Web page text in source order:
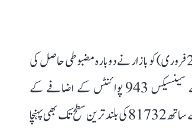
واضح رہے کہ اس سے قبل بجٹ والے روز آنے والی بڑی گراوٹ کے بعد پیر (2 فروری) کو بازار نے دوبارہ مضبوطی حاصل کی
تھی۔ تیل، گیس، بینکنگ اور آٹو سیکٹر کے شیئرز میں خریداری کی وجہ سے سینسیکس 943 پوائنٹس کے اضافے کے
ساتھ 81666 پر بند ہوا تھا۔ کاروبار کے دوران یہ 1009 پوائنٹس کی تیزی کے ساتھ 81732 کی بلند ترین سطح تک بھی پہنچا